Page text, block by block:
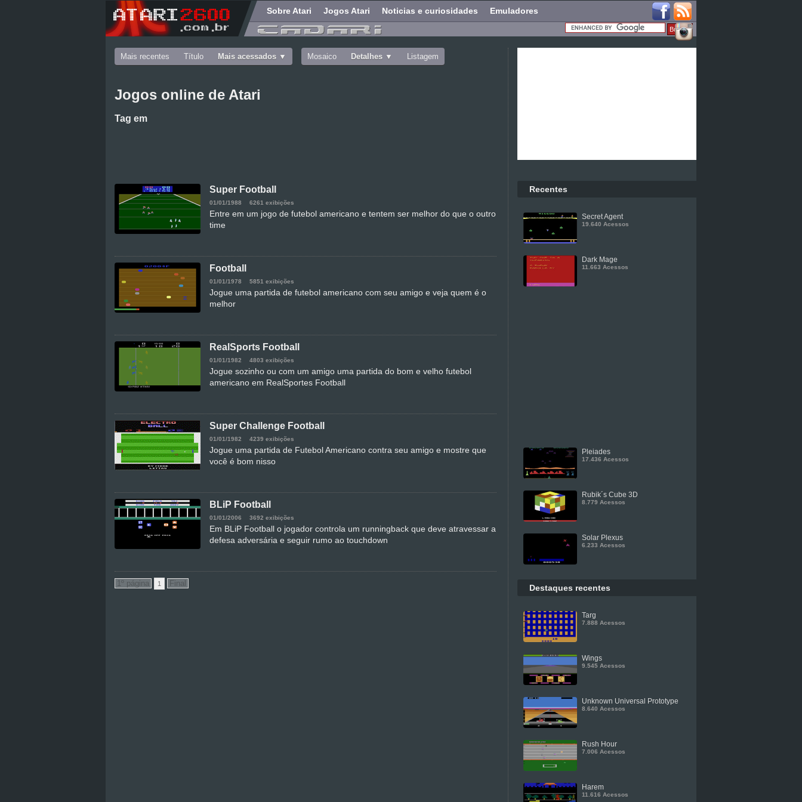
Sobre Atari Jogos Atari Noticias e curiosidades Emuladores
Mais recentes Título Mais acessados Mosaico Detalhes Listagem
Jogos online de Atari
Tag em
Super Football
01/01/1988 6261 exibições
Entre em um jogo de futebol americano e tentem ser melhor do que o outro
time
Football
01/01/1978 5851 exibições
Jogue uma partida de futebol americano com seu amigo e veja quem é o
melhor
RealSports Football
01/01/1982 4803 exibições
Jogue sozinho ou com um amigo uma partida do bom e velho futebol
americano em RealSportes Football
Super Challenge Football
01/01/1982 4239 exibições
Jogue uma partida de Futebol Americano contra seu amigo e mostre que
você é bom nisso
BLiP Football
01/01/2006 3692 exibições
Em BLiP Football o jogador controla um runningback que deve atravessar a
defesa adversária e seguir rumo ao touchdown
1
Recentes
Secret Agent
19.640 Acessos
Dark Mage
11.663 Acessos
Pleiades
17.436 Acessos
Rubik´s Cube 3D
8.779 Acessos
Solar Plexus
6.233 Acessos
Destaques recentes
Targ
7.888 Acessos
Wings
9.545 Acessos
Unknown Universal Prototype
8.640 Acessos
Rush Hour
7.006 Acessos
Harem
11.616 Acessos